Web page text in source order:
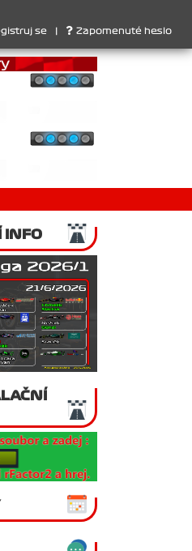
SprintCup - 1. Jan Nováček ,
se Zapomenuté heslo
INFO